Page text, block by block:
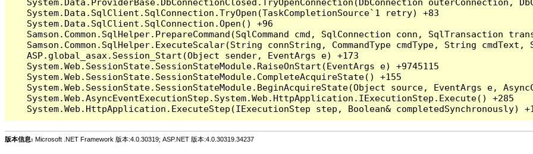
System.Data.ProviderBase.DbConnectionClosed.TryOpenConnection(DbConnection outerConnection,
   System.Data.SqlClient.SqlConnection.TryOpen(TaskCompletionSource`1 retry) +83
   System.Data.SqlClient.SqlConnection.Open() +96
Samson.Common.SqlHelper.PrepareCommand(SqlCommand cmd, SqlConnection conn, SqlTransaction
Samson.Common.SqlHelper.ExecuteScalar(String connString, CommandType cmdType, String cmdText,
   ASP.global_asax.Session_Start(Object sender, EventArgs e) +173
   System.Web.SessionState.SessionStateModule.RaiseOnStart(EventArgs e) +9745115
   System.Web.SessionState.SessionStateModule.CompleteAcquireState() +155
System.Web.SessionState.SessionStateModule.BeginAcquireState(Object source, EventArgs e,
   System.Web.AsyncEventExecutionStep.System.Web.HttpApplication.IExecutionStep.Execute() +285
版本信息: Microsoft .NET Framework 版本:4.0.30319; ASP.NET 版本:4.0.30319.34237